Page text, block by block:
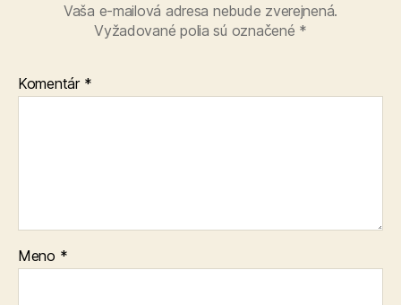
Vaša e-mailová adresa nebude zverejnená.
Vyžadované polia sú označené *
Komentár *
Meno *